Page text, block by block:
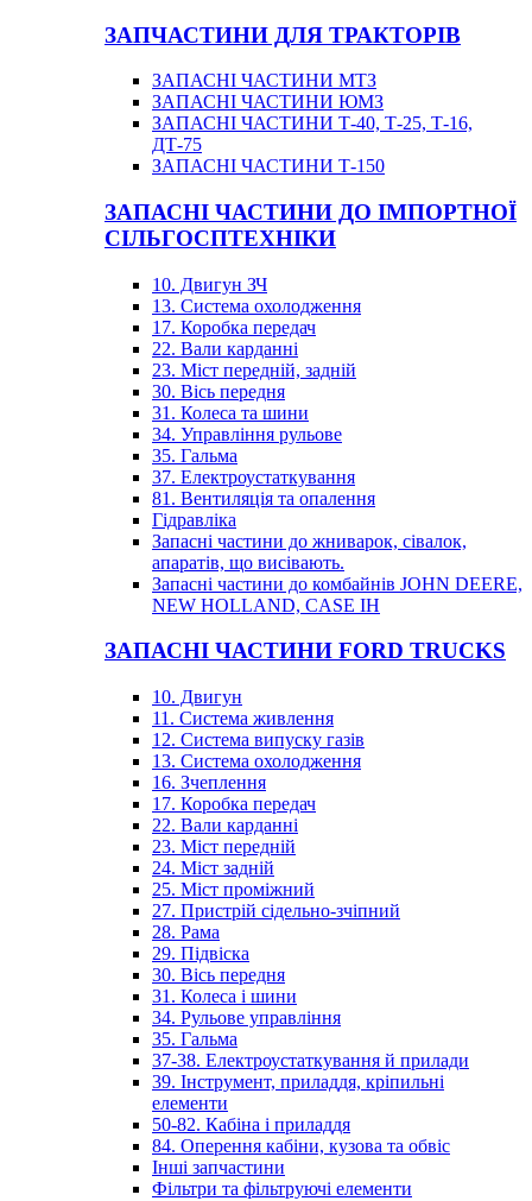
ЗАПЧАСТИНИ ДЛЯ ТРАКТОРІВ
ЗАПАСНІ ЧАСТИНИ МТЗ
ЗАПАСНІ ЧАСТИНИ ЮМЗ
ЗАПАСНІ ЧАСТИНИ Т-40, Т-25, Т-16,
ДТ-75
ЗАПАСНІ ЧАСТИНИ Т-150
ЗАПАСНІ ЧАСТИНИ ДО ІМПОРТНОЇ
СІЛЬГОСПТЕХНІКИ
10. Двигун ЗЧ
13. Система охолодження
17. Коробка передач
22. Вали карданні
23. Міст передній, задній
30. Вісь передня
31. Колеса та шини
34. Управління рульове
35. Гальма
37. Електроустаткування
81. Вентиляція та опалення
Гідравліка
Запасні частини до жниварок, сівалок,
апаратів, що висівають.
Запасні частини до комбайнів JOHN DEERE,
NEW HOLLAND, CASE IH
ЗАПАСНІ ЧАСТИНИ FORD TRUCKS
10. Двигун
11. Система живлення
12. Система випуску газів
13. Система охолодження
16. Зчеплення
17. Коробка передач
22. Вали карданні
23. Міст передній
24. Міст задній
25. Міст проміжний
27. Пристрій сідельно-зчіпний
28. Рама
29. Підвіска
30. Вісь передня
31. Колеса і шини
34. Рульове управління
35. Гальма
37-38. Електроустаткування й прилади
39. Інструмент, приладдя, кріпильні
елементи
50-82. Кабіна і приладдя
84. Оперення кабіни, кузова та обвіс
Інші запчастини
Фільтри та фільтруючі елементи